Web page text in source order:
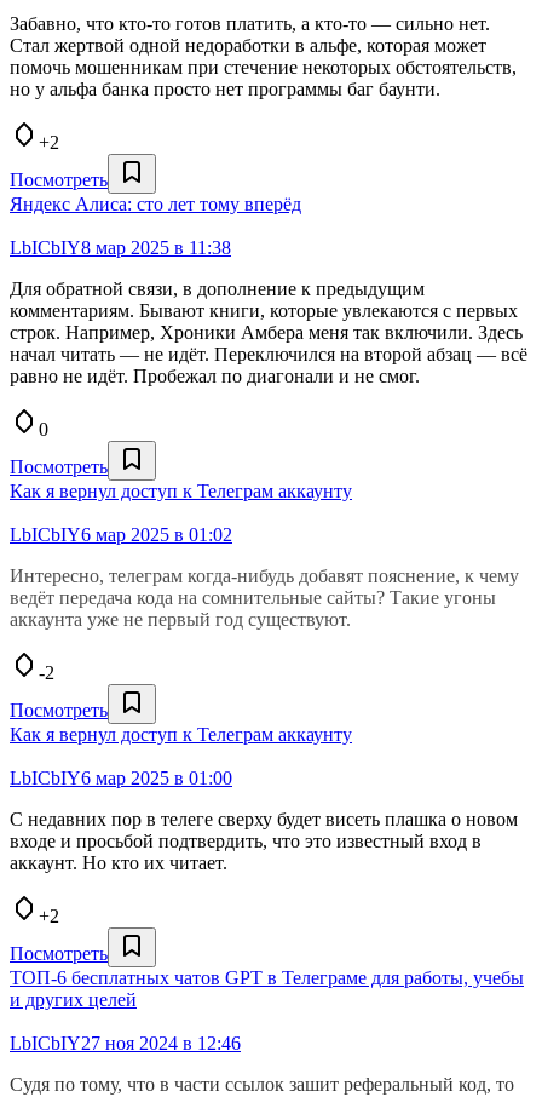
Забавно, что кто-то готов платить, а кто-то — сильно нет.
Стал жертвой одной недоработки в альфе, которая может
помочь мошенникам при стечение некоторых обстоятельств,
но у альфа банка просто нет программы баг баунти.
+2
Посмотреть
Яндекс Алиса: сто лет тому вперёд
LbICbIY8 мар 2025 в 11:38
Для обратной связи, в дополнение к предыдущим
комментариям. Бывают книги, которые увлекаются с первых
строк. Например, Хроники Амбера меня так включили. Здесь
начал читать — не идёт. Переключился на второй абзац — всё
равно не идёт. Пробежал по диагонали и не смог.
0
Посмотреть
Как я вернул доступ к Телеграм аккаунту
LbICbIY6 мар 2025 в 01:02
Интересно, телеграм когда-нибудь добавят пояснение, к чему
ведёт передача кода на сомнительные сайты? Такие угоны
аккаунта уже не первый год существуют.
-2
Посмотреть
Как я вернул доступ к Телеграм аккаунту
LbICbIY6 мар 2025 в 01:00
С недавних пор в телеге сверху будет висеть плашка о новом
входе и просьбой подтвердить, что это известный вход в
аккаунт. Но кто их читает.
+2
Посмотреть
ТОП-6 бесплатных чатов GPT в Телеграме для работы, учебы
и других целей
LbICbIY27 ноя 2024 в 12:46
Судя по тому, что в части ссылок зашит реферальный код, то